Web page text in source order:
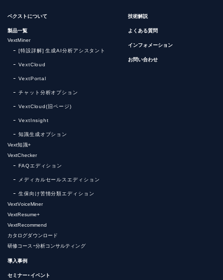
ベクストについて
製品一覧
VextMiner
[特設詳解] 生成AI分析アシスタント
VextCloud
VextPortal
チャット分析オプション
VextCloud(旧ページ)
VextInsight
知識生成オプション
Vext知識+
VextChecker
FAQエディション
メディカルセールスエディション
生保向け苦情分類エディション
VextVoiceMiner
VextResume+
VextRecommend
カタログダウンロード
研修コース・分析コンサルティング
導入事例
セミナー・イベント
技術解説
よくある質問
インフォメーション
お問い合わせ